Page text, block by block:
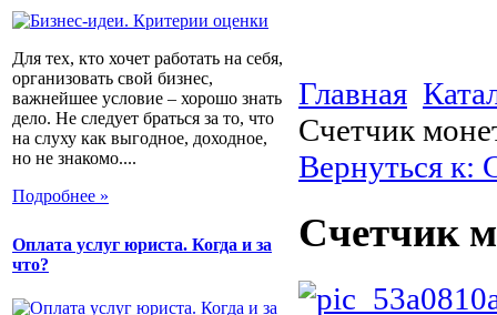
Для тех, кто хочет работать на себя,
организовать свой бизнес,
важнейшее условие – хорошо знать
дело. Не следует браться за то, что
на слуху как выгодное, доходное,
но не знакомо....
Подробнее »
Оплата услуг юриста. Когда и за
что?
Главная
Счетчик
Вернуться к:
Счетчик